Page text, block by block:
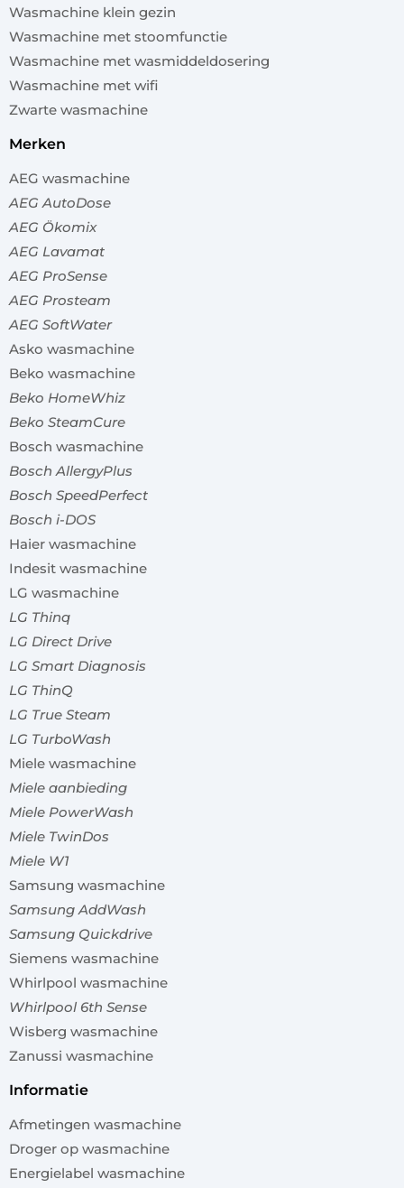
Wasmachine klein gezin
Wasmachine met stoomfunctie
Wasmachine met wasmiddeldosering
Wasmachine met wifi
Zwarte wasmachine
merken
AEG wasmachine
AEG AutoDose
AEG Ökomix
AEG Lavamat
AEG ProSense
AEG Prosteam
AEG SoftWater
Asko wasmachine
Beko wasmachine
Beko HomeWhiz
Beko SteamCure
Bosch wasmachine
Bosch AllergyPlus
Bosch SpeedPerfect
Bosch i-DOS
Haier wasmachine
Indesit wasmachine
LG wasmachine
LG Thinq
LG Direct Drive
LG Smart Diagnosis
LG ThinQ
LG True Steam
LG TurboWash
Miele wasmachine
Miele aanbieding
Miele PowerWash
Miele TwinDos
Miele W1
Samsung wasmachine
Samsung AddWash
Samsung Quickdrive
Siemens wasmachine
Whirlpool wasmachine
Whirlpool 6th Sense
Wisberg wasmachine
Zanussi wasmachine
informatie
Afmetingen wasmachine
Droger op wasmachine
Energielabel wasmachine